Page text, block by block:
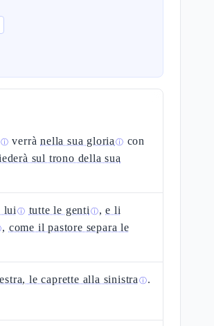
ⓘ verrànella sua gloria ⓘ con
sul trono della sua
lui ⓘ tutte le genti ⓘ,e li
, come il pastore separa le
le caprette alla sinistra ⓘ.